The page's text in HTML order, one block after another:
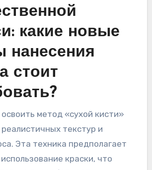
какие новые
нанесения
стоит
метод «сухой кисти»
текстур и
Эта техника предполагает
краски, что